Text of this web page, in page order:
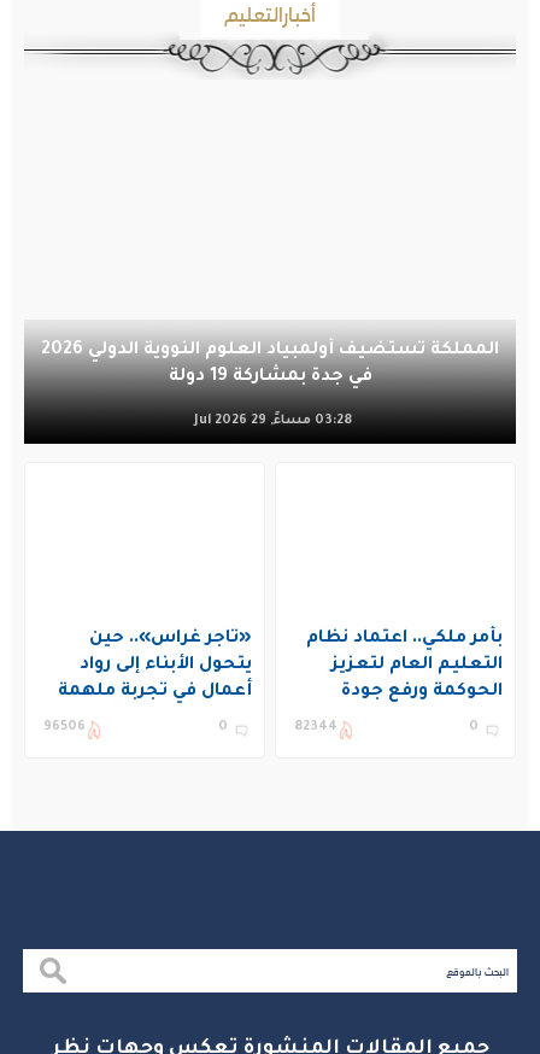
أخبارالتعليم
المملكة تستضيف أولمبياد العلوم النووية الدولي 2026
في جدة بمشاركة 19 دولة
03:28 مساءً, 29 Jul 2026
بأمر ملكي.. اعتماد نظام
التعليم العام لتعزيز
الحوكمة ورفع جودة
التعليم في المملكة
0
82344
«تاجر غراس».. حين
يتحول الأبناء إلى رواد
أعمال في تجربة ملهمة
بنادي غراس الصيفي
0
96506
جميع المقالات المنشورة تعكس وجهات نظر